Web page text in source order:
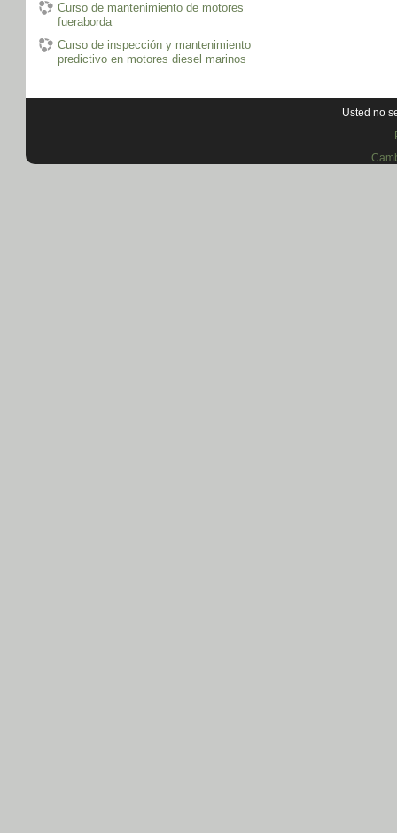
Curso de mantenimiento de motores
fueraborda
Curso de inspección y mantenimiento
predictivo en motores diesel marinos
Usted no